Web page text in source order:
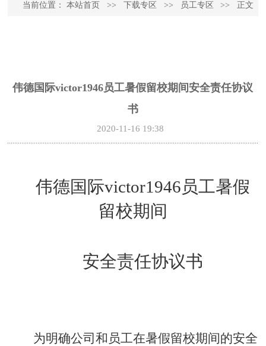
当前位置： 本站首页 >> 下载专区 >> 员工专区 >> 正文
伟德国际victor1946员工暑假留校期间安全责任协议
书
2020-11-16 19:38
伟德国际victor1946员工暑假
留校期间
安全责任协议书
为明确公司和员工在暑假留校期间的安全